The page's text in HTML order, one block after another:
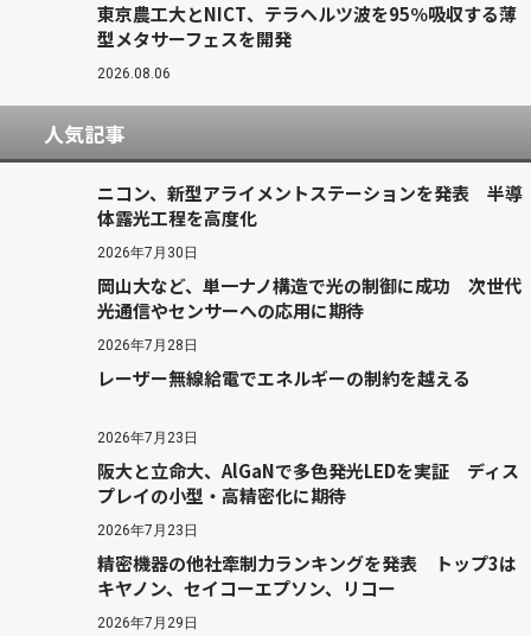
東京農工大とNICT、テラヘルツ波を95％吸収する薄
型メタサーフェスを開発
2026.08.06
人気記事
ニコン、新型アライメントステーションを発表 半導
体露光工程を高度化
2026年7月30日
岡山大など、単一ナノ構造で光の制御に成功 次世代
光通信やセンサーへの応用に期待
2026年7月28日
レーザー無線給電でエネルギーの制約を越える
2026年7月23日
阪大と立命大、AlGaNで多色発光LEDを実証 ディス
プレイの小型・高精密化に期待
2026年7月23日
精密機器の他社牽制力ランキングを発表 トップ3は
キヤノン、セイコーエプソン、リコー
2026年7月29日